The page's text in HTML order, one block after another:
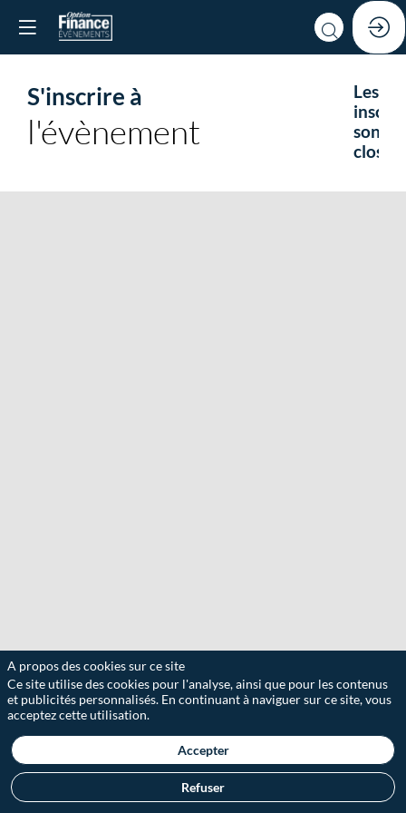
S'inscrire à
l'évènement
Les
sont
closes.
A propos des cookies sur ce site
Ce site utilise des cookies pour l'analyse, ainsi que pour les contenus
et publicités personnalisés. En continuant à naviguer sur ce site, vous
acceptez cette utilisation.
Accepter
Refuser